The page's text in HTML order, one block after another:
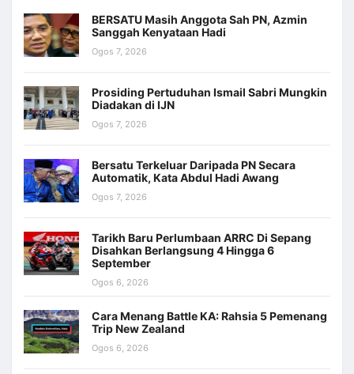
BERSATU Masih Anggota Sah PN, Azmin
Sanggah Kenyataan Hadi
Ogos 7, 2026
Prosiding Pertuduhan Ismail Sabri Mungkin
Diadakan di IJN
Ogos 7, 2026
Bersatu Terkeluar Daripada PN Secara
Automatik, Kata Abdul Hadi Awang
Ogos 7, 2026
Tarikh Baru Perlumbaan ARRC Di Sepang
Disahkan Berlangsung 4 Hingga 6
September
Ogos 6, 2026
Cara Menang Battle KA: Rahsia 5 Pemenang
Trip New Zealand
Ogos 6, 2026